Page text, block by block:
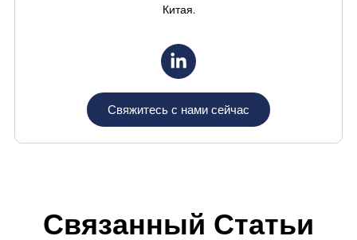
Китая.
Свяжитесь с нами сейчас
Связанный Статьи